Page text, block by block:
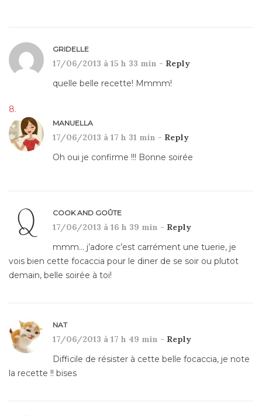
GRIDELLE
17/06/2013 à 15 h 33 min - Reply
quelle belle recette! Mmmm!
MANUELLA
17/06/2013 à 17 h 31 min - Reply
Oh oui je confirme !!! Bonne soirée
COOK AND GOÛTE
17/06/2013 à 16 h 39 min - Reply
mmm… j’adore c’est carrément une tuerie, je
vois bien cette focaccia pour le diner de se soir ou plutot
demain, belle soirée à toi!
NAT
17/06/2013 à 17 h 49 min - Reply
Difficile de résister à cette belle focaccia, je note
la recette !! bises